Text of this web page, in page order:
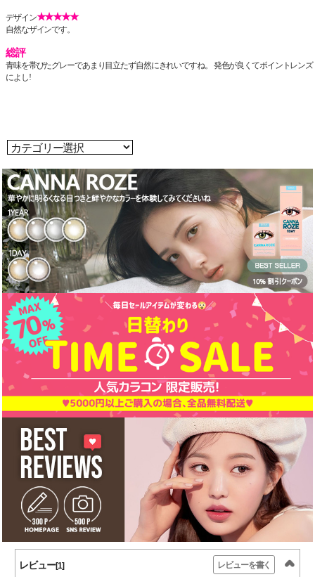
デザイン★★★★★
自然なザインです。
総評
青味を帯びたグレーであまり目立たず自然にきれいですね。 発色が良くてポイントレンズ
によし!
レビュー[1] レビューを書く